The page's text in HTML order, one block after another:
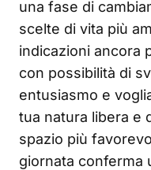
una fase di
scelte di vita più
indicazioni ancora
con possibilità di
entusiasmo e
tua natura libera e
spazio più
giornata conferma